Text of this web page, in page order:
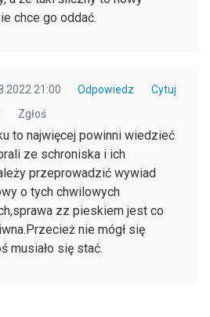
chce go oddać.
21:00 Odpowiedz
Cytuj
Zgłoś
to najwięcej powinni wiedzieć
ze schroniska i ich
przeprowadzić wywiad
o tych chwilowych
zz pieskiem jest co
nie mógł się
musiało się stać.